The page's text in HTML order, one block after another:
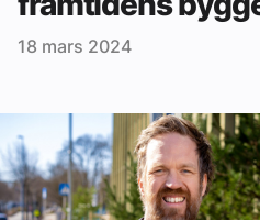
Varme og energi
Aktuelle prosjekter
Om VVS Aktuelt
18 mars 2024